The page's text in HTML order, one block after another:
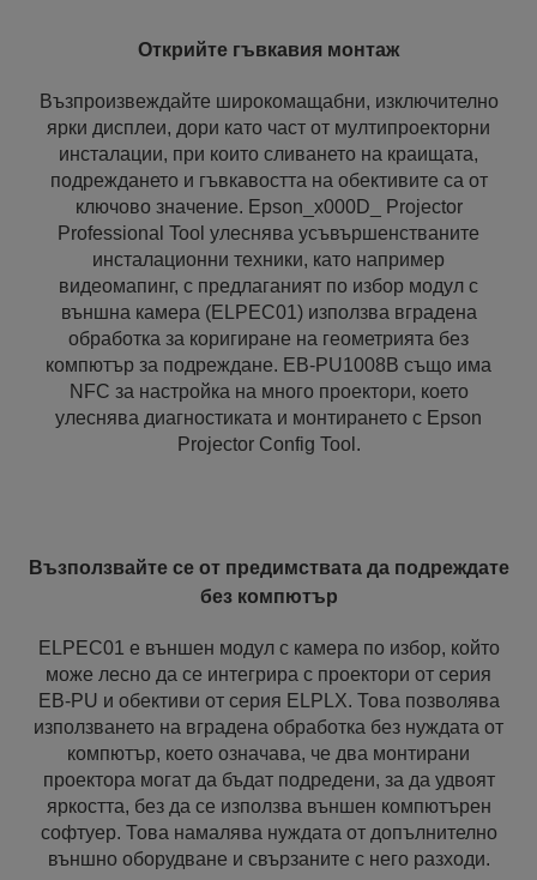
Открийте гъвкавия монтаж
Възпроизвеждайте широкомащабни, изключително
ярки дисплеи, дори като част от мултипроекторни
инсталации, при които сливането на краищата,
подреждането и гъвкавостта на обективите са от
ключово значение. Epson_x000D_ Projector
Professional Tool улеснява усъвършенстваните
инсталационни техники, като например
видеомапинг, с предлаганият по избор модул с
външна камера (ELPEC01) използва вградена
обработка за коригиране на геометрията без
компютър за подреждане. EB-PU1008B също има
NFC за настройка на много проектори, което
улеснява диагностиката и монтирането с Epson
Projector Config Tool.
Възползвайте се от предимствата да подреждате
без компютър
ELPEC01 е външен модул с камера по избор, който
може лесно да се интегрира с проектори от серия
EB-PU и обективи от серия ELPLX. Това позволява
използването на вградена обработка без нуждата от
компютър, което означава, че два монтирани
проектора могат да бъдат подредени, за да удвоят
яркостта, без да се използва външен компютърен
софтуер. Това намалява нуждата от допълнително
външно оборудване и свързаните с него разходи.